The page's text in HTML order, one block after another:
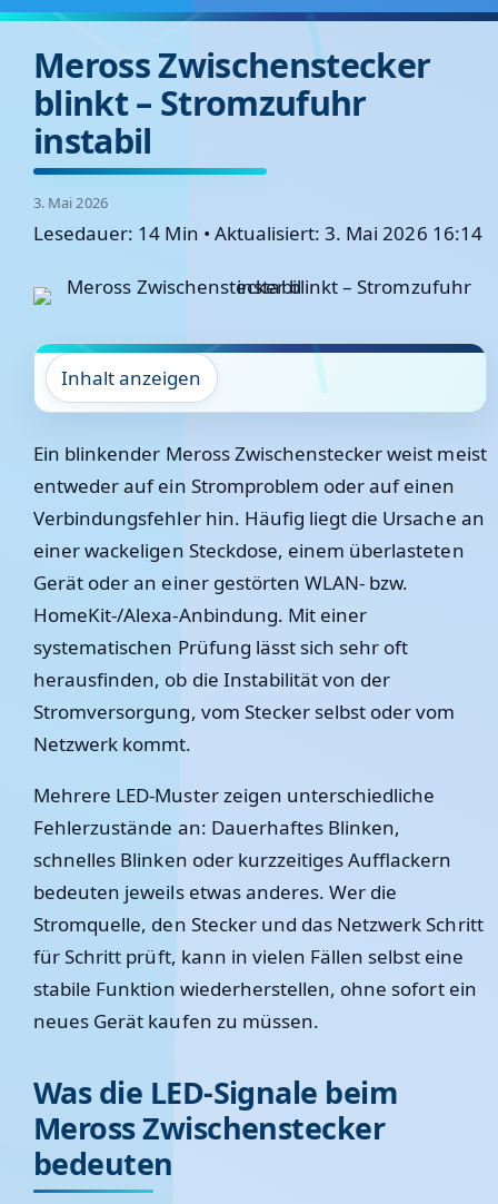
Meross Zwischenstecker
blinkt – Stromzufuhr
instabil
3. Mai 2026
Lesedauer: 14 Min • Aktualisiert: 3. Mai 2026 16:14
Inhalt anzeigen
Ein blinkender Meross Zwischenstecker weist meist
entweder auf ein Stromproblem oder auf einen
Verbindungsfehler hin. Häufig liegt die Ursache an
einer wackeligen Steckdose, einem überlasteten
Gerät oder an einer gestörten WLAN- bzw.
HomeKit-/Alexa-Anbindung. Mit einer
systematischen Prüfung lässt sich sehr oft
herausfinden, ob die Instabilität von der
Stromversorgung, vom Stecker selbst oder vom
Netzwerk kommt.
Mehrere LED-Muster zeigen unterschiedliche
Fehlerzustände an: Dauerhaftes Blinken,
schnelles Blinken oder kurzzeitiges Aufflackern
bedeuten jeweils etwas anderes. Wer die
Stromquelle, den Stecker und das Netzwerk Schritt
für Schritt prüft, kann in vielen Fällen selbst eine
stabile Funktion wiederherstellen, ohne sofort ein
neues Gerät kaufen zu müssen.
Was die LED-Signale beim
Meross Zwischenstecker
bedeuten